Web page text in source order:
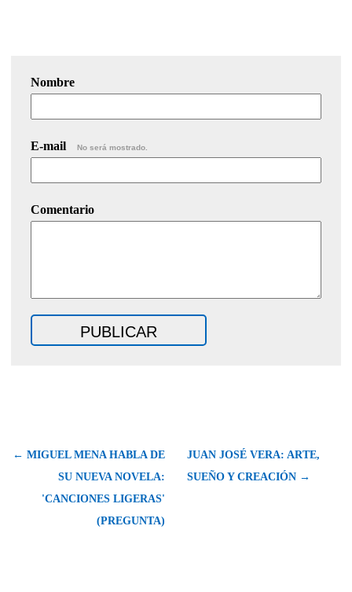
Nombre
E-mail No será mostrado.
Comentario
← MIGUEL MENA HABLA DE
SU NUEVA NOVELA:
'CANCIONES LIGERAS'
(PREGUNTA)
JUAN JOSÉ VERA: ARTE,
SUEÑO Y CREACIÓN →